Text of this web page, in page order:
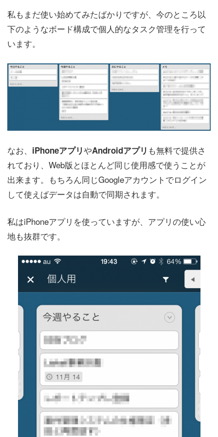
私もまだ使い始めてみたばかりですが、今のところ以
下のようなボード構成で個人的なタスク管理を行って
います。
なお、 iPhoneアプリやAndroidアプリ も無料で提供さ
れており、Web版とほとんど同じ使用感で使うことが
出来ます。もちろん同じGoogleアカウントでログイン
して使えばデータは自動で同期されます。
私はiPhoneアプリを使っていますが、アプリの使い心
地も抜群です。